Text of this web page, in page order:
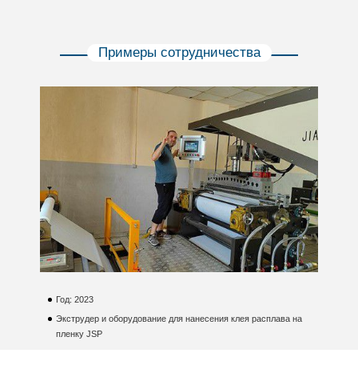
Примеры сотрудничества
Год: 2023
Экструдер и оборудование для нанесения клея расплава на
пленку JSP